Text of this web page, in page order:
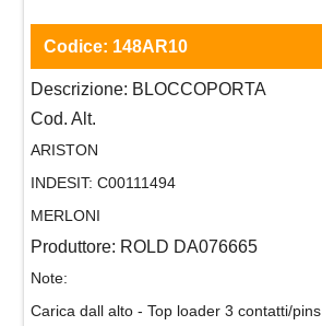
Codice: 148AR10
Descrizione: BLOCCOPORTA
Cod. Alt.
ARISTON
INDESIT: C00111494
MERLONI
Produttore: ROLD DA076665
Note:
Carica dall alto - Top loader 3 contatti/pins